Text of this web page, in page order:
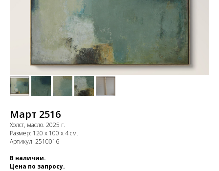
Март 2516
Холст, масло. 2025 г.
Размер: 120 х 100 х 4 см.
Артикул: 2510016
В наличии.
Цена по запросу.